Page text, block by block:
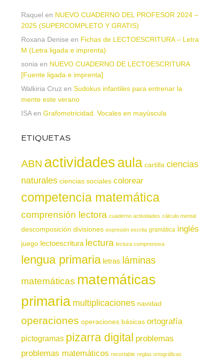
Raquel en NUEVO CUADERNO DEL PROFESOR 2024 –
2025 (SUPERCOMPLETO Y GRATIS)
Roxana Denise en Fichas de LECTOESCRITURA – Letra
M (Letra ligada e imprenta)
sonia en NUEVO CUADERNO DE LECTOESCRITURA
[Fuente ligada e imprenta]
Walkiria Cruz en Sudokus infantiles para entrenar la
mente este verano
ISAen Grafomotricidad. Vocales en mayúscula
ETIQUETAS
ABN actividadesaula cartilla ciencias
naturales ciencias sociales colorear
competencia matemática
comprensión lectora cuaderno actividades cálculo mental
descomposición divisiones expresión escrita gramática inglés
juego lectoescritura lectura lectura comprensiva
lengua primaria letras láminas
matemáticas matemáticas
primaria multiplicaciones navidad
operaciones operaciones básicas ortografía
pictogramas pizarra digital problemas
problemas matemáticos recortable reglas ortográficas